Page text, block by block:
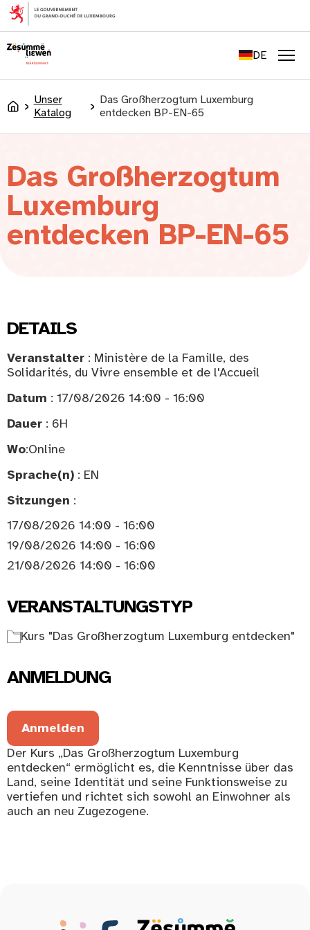
springen
DE
LU
Accueil
Unser
Katalog
Das Großherzogtum Luxemburg
entdecken BP-EN-65
Das Großherzogtum
Luxemburg
entdecken BP-EN-65
DETAILS
Veranstalter : Ministère de la Famille, des
Solidarités, du Vivre ensemble et de l'Accueil
Datum : 17/08/2026 14:00 - 16:00
Dauer : 6H
Wo:Online
Sprache(n) : EN
Sitzungen :
17/08/2026 14:00 - 16:00
19/08/2026 14:00 - 16:00
21/08/2026 14:00 - 16:00
VERANSTALTUNGSTYP
Kurs "Das Großherzogtum Luxemburg entdecken"
ANMELDUNG
Anmelden
Der Kurs „Das Großherzogtum Luxemburg
entdecken“ ermöglicht es, die Kenntnisse über das
Land, seine Identität und seine Funktionsweise zu
vertiefen und richtet sich sowohl an Einwohner als
auch an neu Zugezogene.